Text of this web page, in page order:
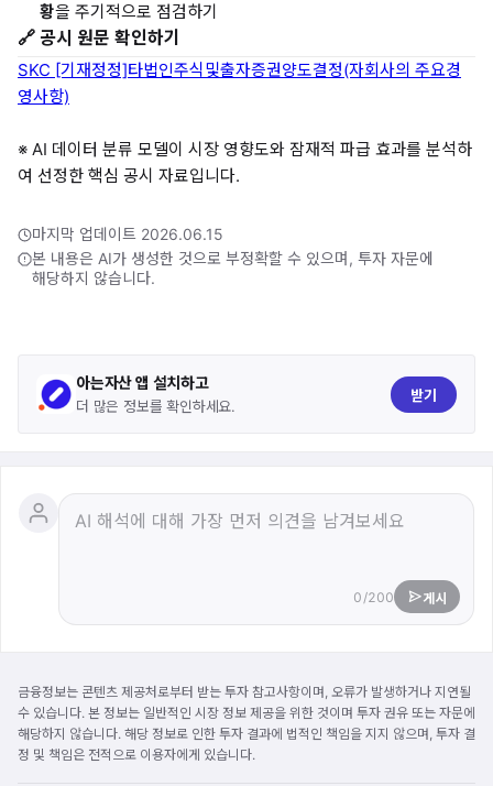
황을 주기적으로 점검하기
🔗 공시 원문 확인하기
SKC [기재정정]타법인주식및출자증권양도결정(자회사의 주요경
영사항)
※ AI 데이터 분류 모델이 시장 영향도와 잠재적 파급 효과를 분석하
여 선정한 핵심 공시 자료입니다.
마지막 업데이트 2026.06.15
본 내용은 AI가 생성한 것으로 부정확할 수 있으며, 투자 자문에
해당하지 않습니다.
아는자산 앱 설치하고
더 많은 정보를 확인하세요.
받기
0/200 게시
금융정보는 콘텐츠 제공처로부터 받는 투자 참고사항이며, 오류가 발생하거나 지연될
수 있습니다. 본 정보는 일반적인 시장 정보 제공을 위한 것이며 투자 권유 또는 자문에
해당하지 않습니다. 해당 정보로 인한 투자 결과에 법적인 책임을 지지 않으며, 투자 결
정 및 책임은 전적으로 이용자에게 있습니다.